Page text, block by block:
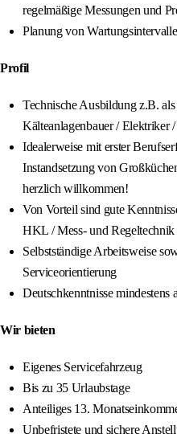
regelmäßige Messungen und
Planung von
Profil
Technische Ausbildung z.B.
Kälteanlagenbauer / Elektriker
Idealerweise mit erster
Instandsetzung von
herzlich willkommen!
Von Vorteil sind gute
HKL / Mess- und Regeltechnik
Selbstständige Arbeitsweise
Serviceorientierung
Deutschkenntnisse mindestens
Wir bieten
Eigenes Servicefahrzeug
Bis zu 35 Urlaubstage
Anteiliges 13.
Unbefristete und sichere